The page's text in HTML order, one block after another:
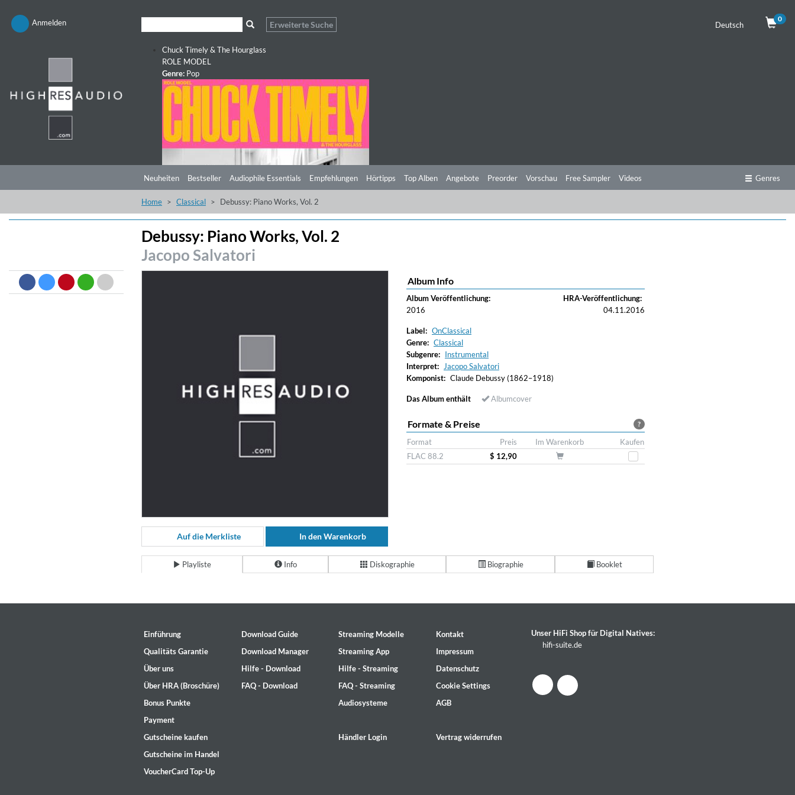
Anmelden Erweiterte Suche Deutsch
0
Chuck Timely & The Hourglass
ROLE MODEL
Genre: Pop
For All Your Flowers
Skuli Sverrisson & Bill Frisell
Genre:Jazz
Haydn: String Quartets, Vol. 22
Neuheiten Bestseller Audiophile Essentials Empfehlungen Hörtipps Top Alben Angebote Preorder Vorschau Free Sampler Videos Genres
Home Classical Debussy: Piano Works, Vol. 2
Debussy: Piano Works, Vol. 2
Jacopo Salvatori
Auf die Merkliste In den Warenkorb
Album Info
Album Veröffentlichung:
2016
HRA-Veröffentlichung:
04.11.2016
Label: OnClassical
Genre: Classical
Subgenre: Instrumental
Interpret:
Jacopo Salvatori
Komponist: Claude Debussy (1862–1918)
Das Album enthält Albumcover
?
Formate & Preise
Format Preis Im Warenkorb
Kaufen
FLAC 88.2
$ 12,90
Playliste Info Diskographie Biographie Booklet
Einführung
Qualitäts Garantie
Über uns
Über HRA (Broschüre)
Bonus Punkte
Payment
Gutscheine kaufen
Gutscheine im Handel
VoucherCard Top-Up
Download Guide
Download Manager
Hilfe - Download
FAQ - Download
Streaming Modelle
Streaming App
Hilfe - Streaming
FAQ - Streaming
Audiosysteme
Händler Login
Kontakt
Impressum
Datenschutz
Cookie Settings
AGB
Vertrag widerrufen
Unser HiFi Shop für Digital Natives:
hifi-suite.de